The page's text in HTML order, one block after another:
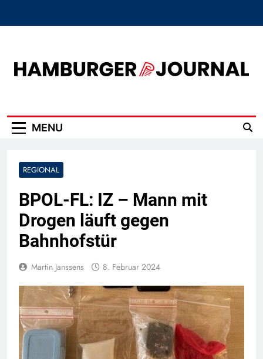
MENU
REGIONAL
BPOL-FL: IZ – Mann mit
Drogen läuft gegen
Bahnhofstür
Martin Janssens 8. Februar 2024